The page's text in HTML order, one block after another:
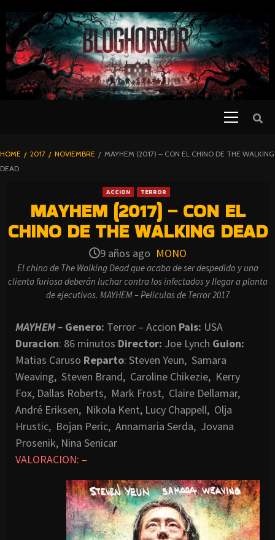
TO
CONTENT
BLOGHORROR
⋆
HOME 2017 NOVIEMBRE
MAYHEM (2017) – CON EL CHINO DE THE WALKING
DEAD
ACCION TERROR
MAYHEM (2017) – CON EL
CHINO DE THE WALKING DEAD
9 años ago MONO
El chino de The Walking Dead que acaba de ser despedido y una
clienta furiosa deberán luchar contra los infectados y llegar a planta
de ejecutivos. MAYHEM – Peliculas de Terror 2017
MAYHEM – Genero: Terror – Accion Pais: USA
Duracion: 86 minutos Director: Joe Lynch Guion:
Matias Caruso Reparto: Steven Yeun, Samara
Weaving, Steven Brand, Caroline Chikezie, Kerry
Fox, Dallas Roberts, Mark Frost, Claire Dellamar,
André Eriksen, Nikola Kent, Lucy Chappell, Olja
Hrustic, Bojan Peric, Annamaria Serda, Jovana
Prosenik, Nina Senicar
VALORACION: –